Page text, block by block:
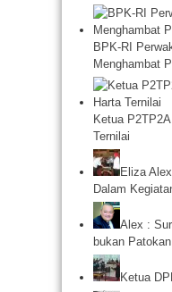
BPK-RI
Menghambat
Ketua
Ternilai
Eliza
Dalam
Alex :
bukan Patokan
Ketua